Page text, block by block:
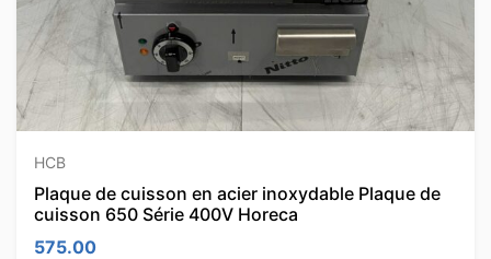
HCB
Plaque de cuisson en acier inoxydable Plaque de
cuisson 650 Série 400V Horeca
575.00